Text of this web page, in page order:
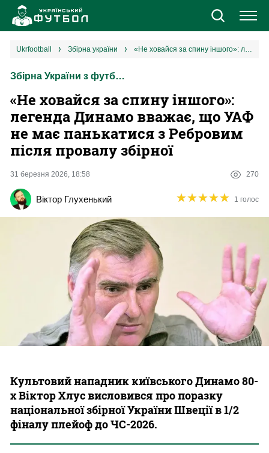
Новини
Збірна
Єврокубки
УПЛ
Різне
Букмекери
Казино
ukrfootball збірна україни «Не ховайся за спину іншого»: легенда Динамо вважає, що УАФ не має панькатися з Ребровим після провалу збірної
Збірна України з футболу
«Не ховайся за спину іншого»:
легенда Динамо вважає, що УАФ
не має панькатися з Ребровим
після провалу збірної
31 березня 2026, 18:58 270
Віктор Глухенький ★★★★★
★★★★★ 1 голос
Культовий нападник київського Динамо 80-
х Віктор Хлус висловився про поразку
національної збірної України Швеції в 1/2
фіналу плейоф до ЧС-2026.